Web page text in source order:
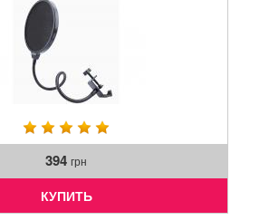
394 грн
КУПИТЬ